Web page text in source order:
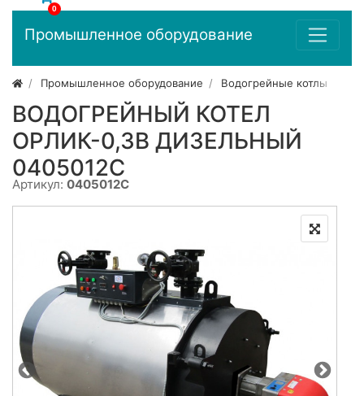
0
Промышленное оборудование
Промышленное оборудование Водогрейные котлы
ВОДОГРЕЙНЫЙ КОТЕЛ
ОРЛИК-0,3В ДИЗЕЛЬНЫЙ
0405012C
Артикул: 0405012C